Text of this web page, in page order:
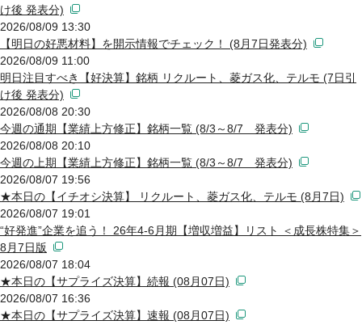
け後 発表分)
2026/08/09 13:30
【明日の好悪材料】を開示情報でチェック！ (8月7日発表分)
2026/08/09 11:00
明日注目すべき【好決算】銘柄 リクルート、菱ガス化、テルモ (7日引
け後 発表分)
2026/08/08 20:30
今週の通期【業績上方修正】銘柄一覧 (8/3～8/7 発表分)
2026/08/08 20:10
今週の上期【業績上方修正】銘柄一覧 (8/3～8/7 発表分)
2026/08/07 19:56
★本日の【イチオシ決算】 リクルート、菱ガス化、テルモ (8月7日)
2026/08/07 19:01
“好発進”企業を追う！ 26年4-6月期【増収増益】リスト ＜成長株特集＞
8月7日版
2026/08/07 18:04
★本日の【サプライズ決算】続報 (08月07日)
2026/08/07 16:36
★本日の【サプライズ決算】速報 (08月07日)